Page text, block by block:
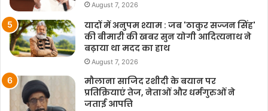
August 7, 2026
यादों में अनुपम श्याम : जब 'ठाकुर सज्जन सिंह'
की बीमारी की खबर सुन योगी आदित्यनाथ ने
बढ़ाया था मदद का हाथ
August 7, 2026
मौलाना साजिद रशीदी के बयान पर
प्रतिक्रियाएं तेज, नेताओं और धर्मगुरुओं ने
जताई आपत्ति